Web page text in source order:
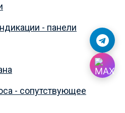
- панели
- сопутствующее